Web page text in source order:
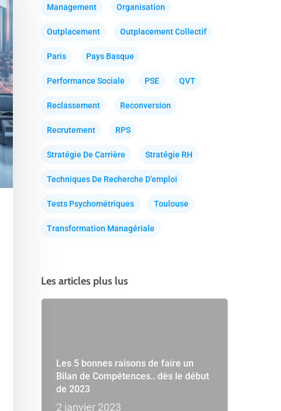
Management Organisation
Outplacement Outplacement Collectif
Paris Pays Basque
Performance Sociale PSE QVT
Reclassement Reconversion
Recrutement RPS
Stratégie De Carrière Stratégie RH
Techniques De Recherche D'emploi
Tests Psychométriques Toulouse
Transformation Managériale
Les articles plus lus
Les 5 bonnes raisons de faire un
Bilan de Compétences.. dès le début
de 2023
2 janvier 2023